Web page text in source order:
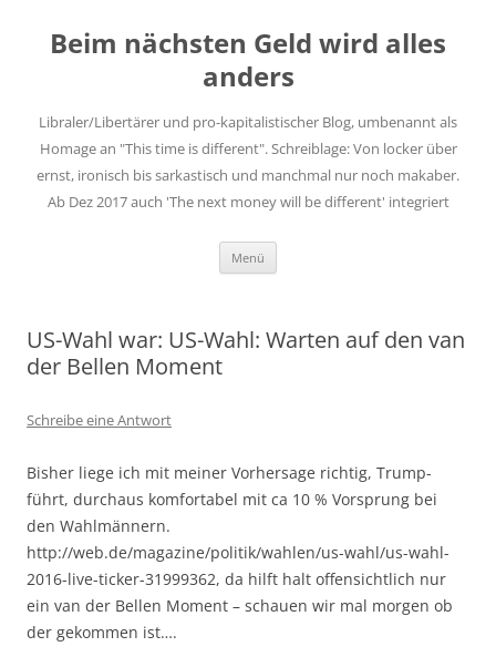
springen
Beim nächsten Geld wird alles
anders
Libraler/Libertärer und pro-kapitalistischer Blog, umbenannt als
Homage an "This time is different". Schreiblage: Von locker über
ernst, ironisch bis sarkastisch und manchmal nur noch makaber.
Ab Dez 2017 auch 'The next money will be different' integriert
Menü
US-Wahl war: US-Wahl: Warten auf den van
der Bellen Moment
Schreibe eine Antwort
Bisher liege ich mit meiner Vorhersage richtig, Trump-
führt, durchaus komfortabel mit ca 10 % Vorsprung bei
den Wahlmännern.
http://web.de/magazine/politik/wahlen/us-wahl/us-wahl-
2016-live-ticker-31999362, da hilft halt offensichtlich nur
ein van der Bellen Moment – schauen wir mal morgen ob
der gekommen ist….